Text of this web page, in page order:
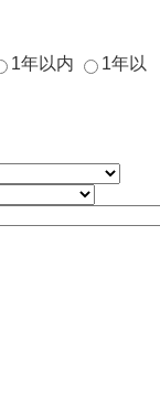
1年以内
1年以